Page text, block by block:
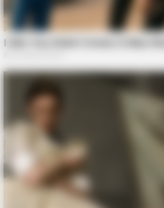
Lost Cargo On Highway Leaves
BUZZ DAY
Remember Albert? You Better Sit